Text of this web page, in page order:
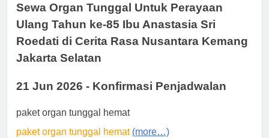
Sewa Organ Tunggal Untuk Perayaan
Ulang Tahun ke-85 Ibu Anastasia Sri
Roedati di Cerita Rasa Nusantara Kemang
Jakarta Selatan
21 Jun 2026 - Konfirmasi Penjadwalan
paket organ tunggal hemat
paket organ tunggal hemat (more…)